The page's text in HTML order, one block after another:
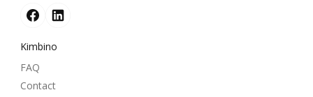
Kimbino
FAQ
Contact